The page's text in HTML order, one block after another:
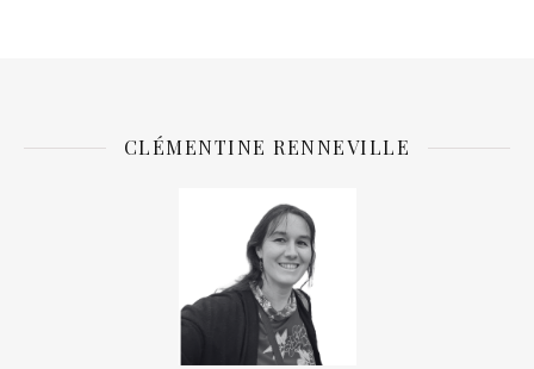
CLÉMENTINE RENNEVILLE